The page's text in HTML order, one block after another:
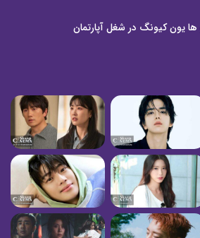
یون کیونگ در شغل آپارتمان